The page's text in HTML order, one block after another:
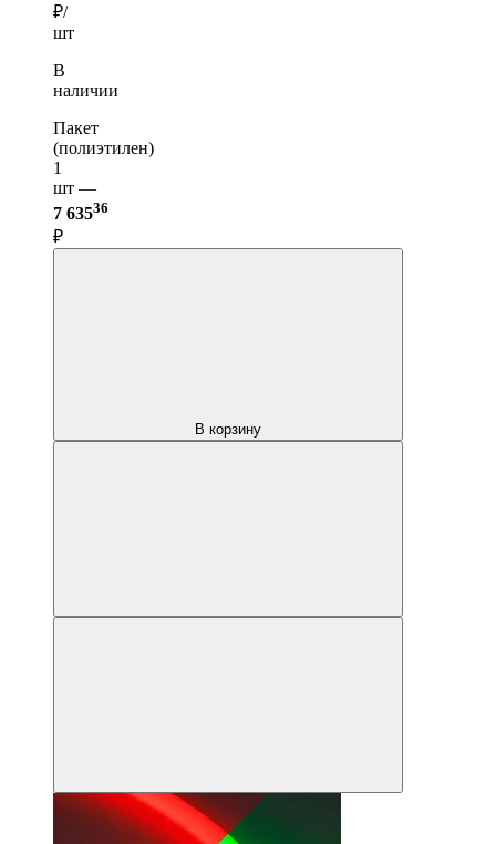
₽/
шт
В
наличии
Пакет
(полиэтилен)
1
шт —
7 63536
₽
В корзину